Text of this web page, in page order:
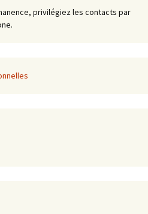
privilégiez les contacts par